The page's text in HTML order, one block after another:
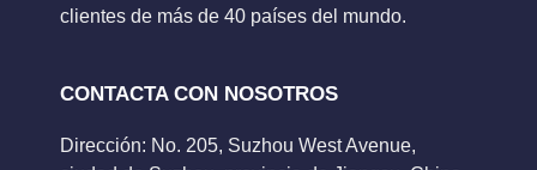
clientes de más de 40 países del mundo.
CONTACTA CON NOSOTROS
Dirección: No. 205, Suzhou West Avenue,